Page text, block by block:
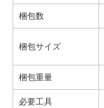
梱包数
梱包サイズ
梱包重量
必要工具